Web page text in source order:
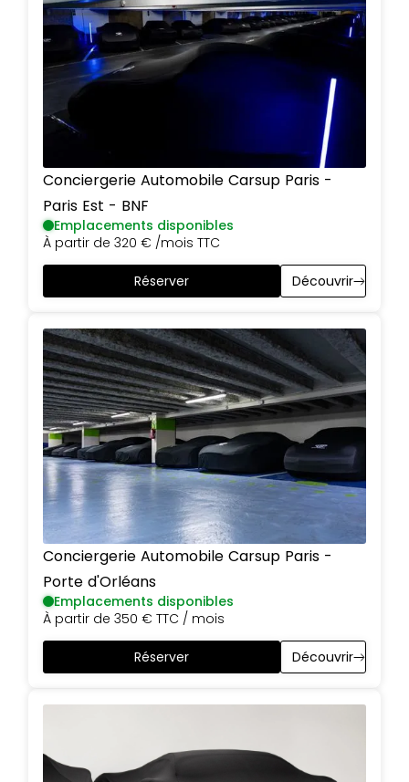
Conciergerie Automobile Carsup Paris -
Paris Est - BNF
Emplacements disponibles
À partir de 320 € /mois TTC
Réserver Découvrir
Conciergerie Automobile Carsup Paris -
Porte d'Orléans
Emplacements disponibles
À partir de 350 € TTC / mois
Réserver Découvrir